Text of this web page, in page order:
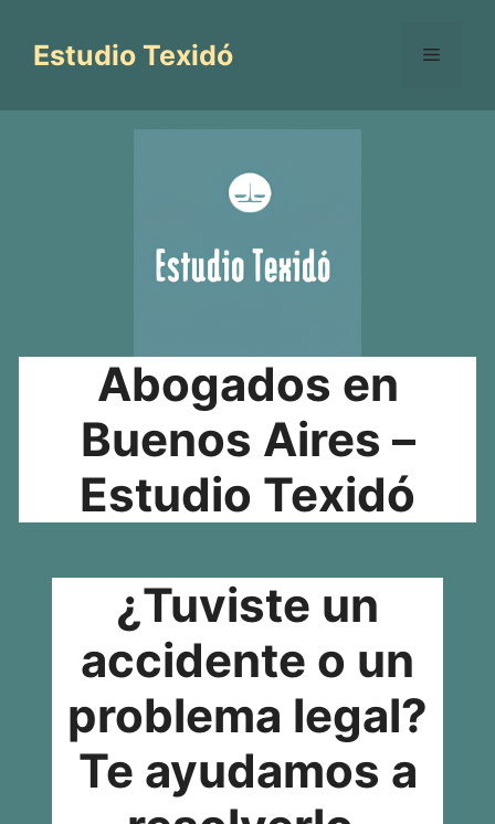
contenido
Estudio Texidó Menú
Abogados en
Buenos Aires –
Estudio Texidó
¿Tuviste un
accidente o un
problema legal?
Te ayudamos a